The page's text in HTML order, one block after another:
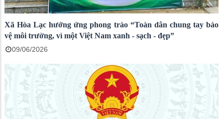
Xã Hòa Lạc hưởng ứng phong trào “Toàn dân chung tay bảo
vệ môi trường, vì một Việt Nam xanh - sạch - đẹp”
09/06/2026